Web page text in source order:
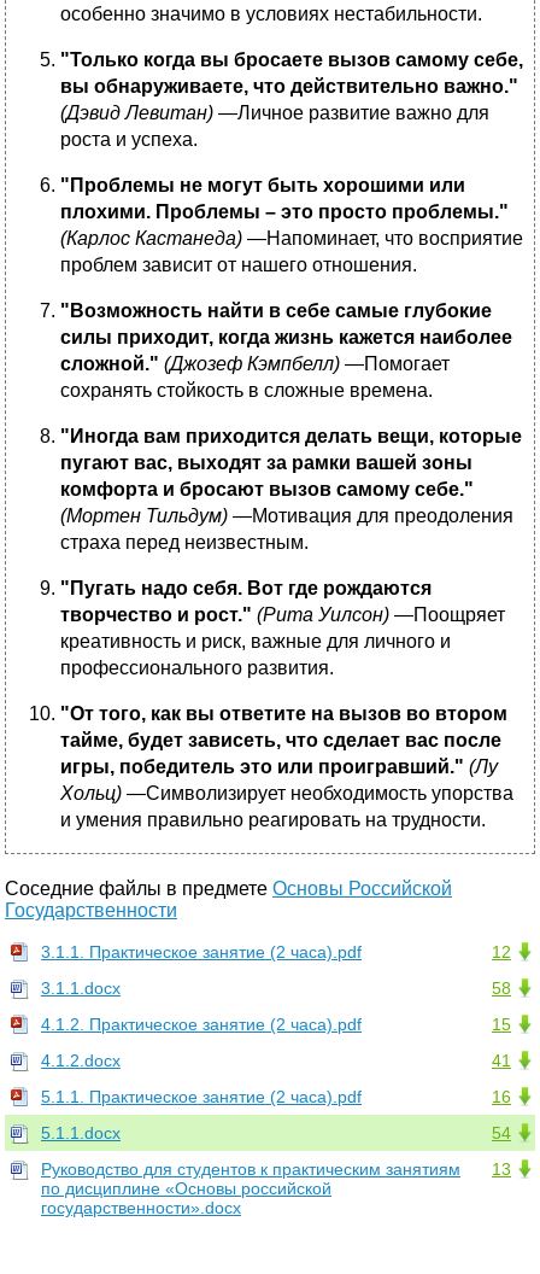
особенно значимо в условиях нестабильности.
"Только когда вы бросаете вызов самому себе,
вы обнаруживаете, что действительно важно."
(Дэвид Левитан) —Личное развитие важно для
роста и успеха.
"Проблемы не могут быть хорошими или
плохими. Проблемы – это просто проблемы."
(Карлос Кастанеда) —Напоминает, что восприятие
проблем зависит от нашего отношения.
"Возможность найти в себе самые глубокие
силы приходит, когда жизнь кажется наиболее
сложной." (Джозеф Кэмпбелл) —Помогает
сохранять стойкость в сложные времена.
"Иногда вам приходится делать вещи, которые
пугают вас, выходят за рамки вашей зоны
комфорта и бросают вызов самому себе."
(Мортен Тильдум) —Мотивация для преодоления
страха перед неизвестным.
"Пугать надо себя. Вот где рождаются
творчество и рост." (Рита Уилсон) —Поощряет
креативность и риск, важные для личного и
профессионального развития.
"От того, как вы ответите на вызов во втором
тайме, будет зависеть, что сделает вас после
игры, победитель это или проигравший." (Лу
Хольц) —Символизирует необходимость упорства
и умения правильно реагировать на трудности.
Соседние файлы в предмете Основы Российской
Государственности
12
3.1.1. Практическое занятие (2 часа).pdf
58
3.1.1.docx
15
4.1.2. Практическое занятие (2 часа).pdf
41
4.1.2.docx
16
5.1.1. Практическое занятие (2 часа).pdf
54
5.1.1.docx
13
Руководство для студентов к практическим занятиям
по дисциплине «Основы российской
государственности».docx